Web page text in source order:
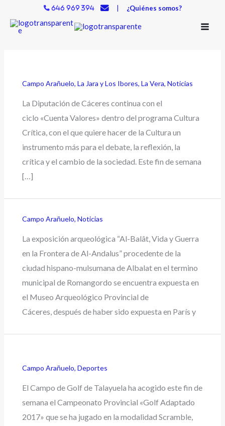
contenido
646 969 394 | ¿Quiénes somos?
Campo Arañuelo,La Jara y Los Ibores,La Vera,Noticias
La Diputación de Cáceres continua con el
ciclo «Cuenta Valores» dentro del programa Cultura
Crítica, con el que quiere hacer de la Cultura un
instrumento más para el debate, la reflexión, la
crítica y el cambio de la sociedad. Este fin de semana
[…]
Campo Arañuelo,Noticias
La exposición arqueológica “Al-Balât, Vida y Guerra
en la Frontera de Al-Andalus” procedente de la
ciudad hispano-mulsumana de Albalat en el termino
municipal de Romangordo se encuentra expuesta en
el Museo Arqueológico Provincial de
Cáceres, después de haber sido expuesta en París y
Campo Arañuelo,Deportes
El Campo de Golf de Talayuela ha acogido este fin de
semana el Campeonato Provincial «Golf Adaptado
2017» que se ha jugado en la modalidad Scramble,